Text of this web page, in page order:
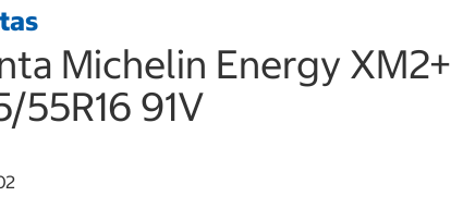
Michelin Energy XM2+
55R16 91V